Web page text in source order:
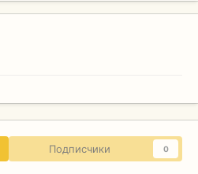
Подписчики 0